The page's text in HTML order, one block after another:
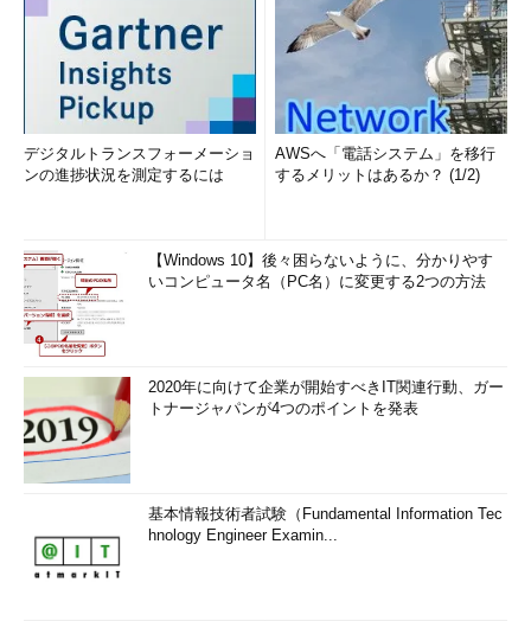
デジタルトランスフォーメーショ
ンの進捗状況を測定するには
AWSへ「電話システム」を移行
するメリットはあるか？ (1/2)
【Windows 10】後々困らないように、分かりやす
いコンピュータ名（PC名）に変更する2つの方法
2020年に向けて企業が開始すべきIT関連行動、ガー
トナージャパンが4つのポイントを発表
基本情報技術者試験（Fundamental Information Tec
hnology Engineer Examin...